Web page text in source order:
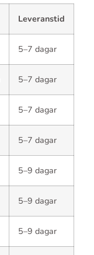
Leveranstid
5–7 dagar
5–7 dagar
5–7 dagar
5–7 dagar
5–9 dagar
5–9 dagar
5–9 dagar